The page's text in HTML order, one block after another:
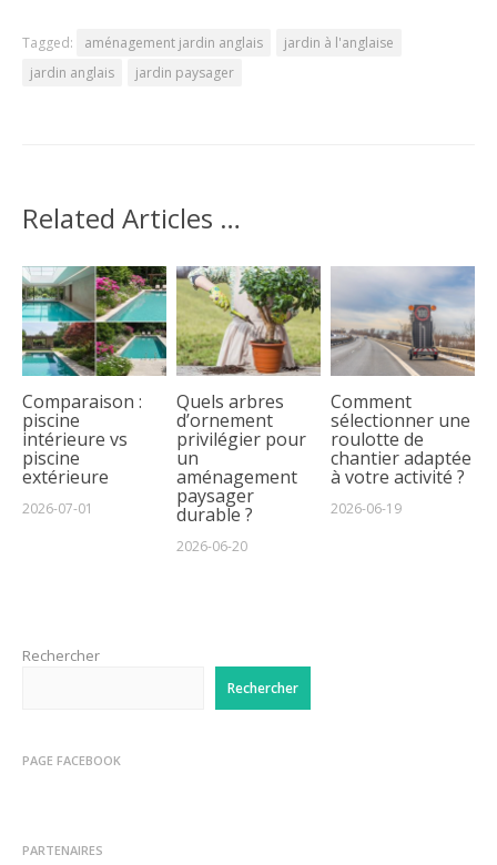
Tagged: aménagement jardin anglais
jardin à l'anglaise
jardin anglais
jardin paysager
Related Articles …
Comparaison :
piscine
intérieure vs
piscine
extérieure
2026-07-01
Quels arbres
d’ornement
privilégier pour
un
aménagement
paysager
durable ?
2026-06-20
Comment
sélectionner une
roulotte de
chantier adaptée
à votre activité ?
2026-06-19
Rechercher
Rechercher
PAGE FACEBOOK
PARTENAIRES